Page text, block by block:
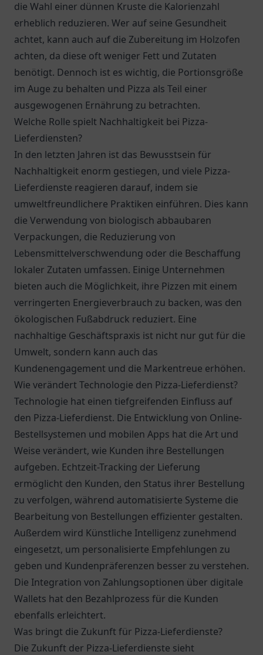
die Wahl einer dünnen Kruste die Kalorienzahl
erheblich reduzieren. Wer auf seine Gesundheit
achtet, kann auch auf die Zubereitung im Holzofen
achten, da diese oft weniger Fett und Zutaten
benötigt. Dennoch ist es wichtig, die Portionsgröße
im Auge zu behalten und Pizza als Teil einer
ausgewogenen Ernährung zu betrachten.
Welche Rolle spielt Nachhaltigkeit bei Pizza-
Lieferdiensten?
In den letzten Jahren ist das Bewusstsein für
Nachhaltigkeit enorm gestiegen, und viele Pizza-
Lieferdienste reagieren darauf, indem sie
umweltfreundlichere Praktiken einführen. Dies kann
die Verwendung von biologisch abbaubaren
Verpackungen, die Reduzierung von
Lebensmittelverschwendung oder die Beschaffung
lokaler Zutaten umfassen. Einige Unternehmen
bieten auch die Möglichkeit, ihre Pizzen mit einem
verringerten Energieverbrauch zu backen, was den
ökologischen Fußabdruck reduziert. Eine
nachhaltige Geschäftspraxis ist nicht nur gut für die
Umwelt, sondern kann auch das
Kundenengagement und die Markentreue erhöhen.
Wie verändert Technologie den Pizza-Lieferdienst?
Technologie hat einen tiefgreifenden Einfluss auf
den Pizza-Lieferdienst. Die Entwicklung von Online-
Bestellsystemen und mobilen Apps hat die Art und
Weise verändert, wie Kunden ihre Bestellungen
aufgeben. Echtzeit-Tracking der Lieferung
ermöglicht den Kunden, den Status ihrer Bestellung
zu verfolgen, während automatisierte Systeme die
Bearbeitung von Bestellungen effizienter gestalten.
Außerdem wird Künstliche Intelligenz zunehmend
eingesetzt, um personalisierte Empfehlungen zu
geben und Kundenpräferenzen besser zu verstehen.
Die Integration von Zahlungsoptionen über digitale
Wallets hat den Bezahlprozess für die Kunden
ebenfalls erleichtert.
Was bringt die Zukunft für Pizza-Lieferdienste?
Die Zukunft der Pizza-Lieferdienste sieht